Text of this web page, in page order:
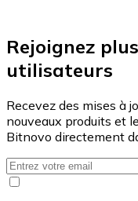
Rejoignez
utilisateurs
Recevez des mises à
nouveaux produits et
Bitnovo directement